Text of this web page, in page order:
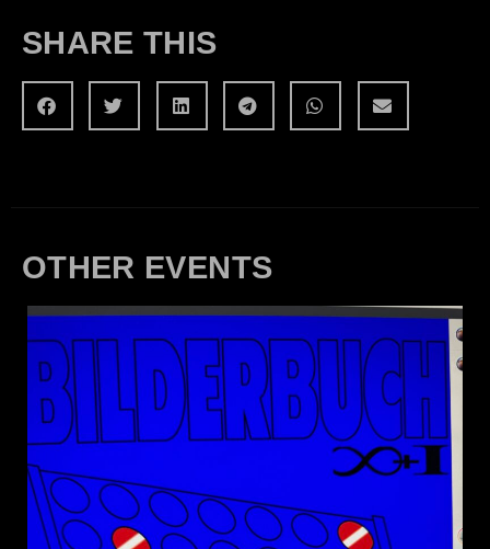
SHARE THIS
OTHER EVENTS